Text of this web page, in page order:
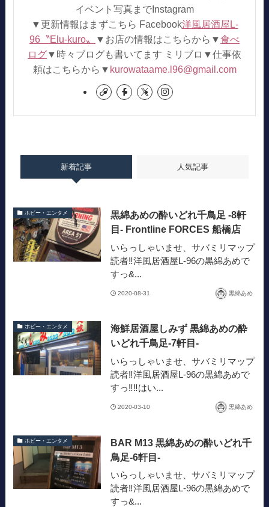
イベント写真までInstagram
▼更新情報はまずこちら Facebook洋風居酒屋L-
96〝Elu-kuro〟
▼お店の情報はこちらから▼食べ
ログ▼時々ブログも書いてます ミリブロ▼仕事依
頼はこちらから▼ kurowataame.l96@gmail.com
新着記事 人気記事
ホビー・エンタメ
黒綿あめの酔いどれ千鳥足 -8軒
目- Frontline FORCES 船橋店
いらっしゃいませ、サバミリマップ
読者‼︎洋風居酒屋L-96の黒綿あめで
すっ&...
2020-08-31 黒綿あめ
ホビー・エンタメ
海鮮居酒屋しみず 黒綿あめの酔
いどれ千鳥足-7軒目-
いらっしゃいませ、サバミリマップ
読者‼︎洋風居酒屋L-96の黒綿あめで
すっ‼︎‼︎はい...
2020-03-10 黒綿あめ
ホビー・エンタメ
BAR M13 黒綿あめの酔いどれ千
鳥足-6軒目-
いらっしゃいませ、サバミリマップ
読者‼︎洋風居酒屋L-96の黒綿あめで
すっ&...